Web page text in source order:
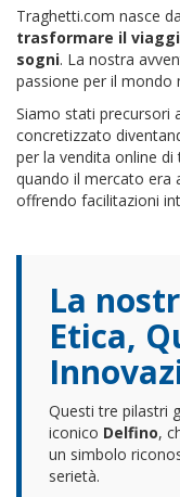
Traghetti.com nasce
trasformare il
sogni. La nostra
passione per il mondo
Siamo stati precursori
concretizzato
per la vendita online
quando il mercato era
offrendo facilitazioni
La
Etica,
Questi tre pilastri
iconico Delfino,
un simbolo
serietà.